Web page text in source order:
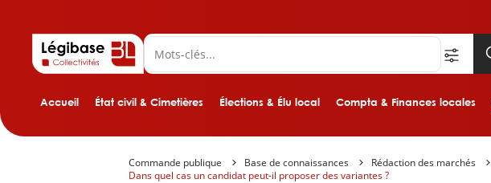
Accueil État civil & Cimetières Élections & Élu local Compta & Finances locales
Commande publique Base de connaissances Rédaction des marchés
Dans quel cas un candidat peut-il proposer des variantes ?